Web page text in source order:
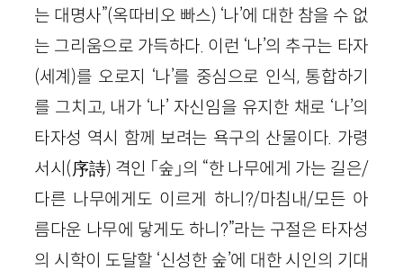
는 대명사”(옥따비오 빠스) ‘나’에 대한 참을 수 없
는 그리움으로 가득하다. 이런 ‘나’의 추구는 타자
(세계)를 오로지 ‘나’를 중심으로 인식, 통합하기
를 그치고, 내가 ‘나’ 자신임을 유지한 채로 ‘나’의
타자성 역시 함께 보려는 욕구의 산물이다. 가령
서시(序詩) 격인 「숲」의 “한 나무에게 가는 길은/
다른 나무에게도 이르게 하니?/마침내/모든 아
름다운 나무에 닿게도 하니?”라는 구절은 타자성
의 시학이 도달할 ‘신성한 숲’에 대한 시인의 기대